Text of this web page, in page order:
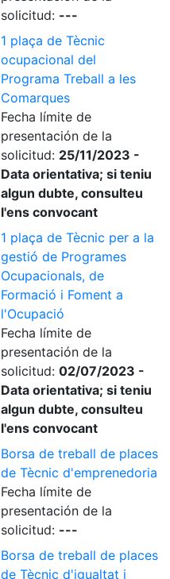
solicitud: ---
1 plaça de Tècnic
ocupacional del
Programa Treball a les
Comarques
Fecha límite de
presentación de la
solicitud: 25/11/2023 -
Data orientativa; si teniu
algun dubte, consulteu
l'ens convocant
1 plaça de Tècnic per a la
gestió de Programes
Ocupacionals, de
Formació i Foment a
l'Ocupació
Fecha límite de
presentación de la
solicitud: 02/07/2023 -
Data orientativa; si teniu
algun dubte, consulteu
l'ens convocant
Borsa de treball de places
de Tècnic d'emprenedoria
Fecha límite de
presentación de la
solicitud: ---
Borsa de treball de places
de Tècnic d'igualtat i